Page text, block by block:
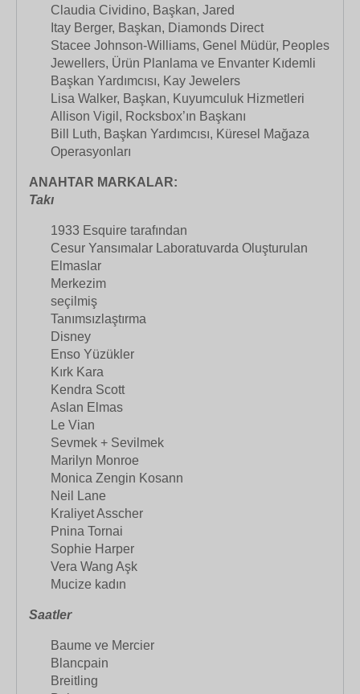
Claudia Cividino, Başkan, Jared
Itay Berger, Başkan, Diamonds Direct
Stacee Johnson-Williams, Genel Müdür, Peoples
Jewellers, Ürün Planlama ve Envanter Kıdemli
Başkan Yardımcısı, Kay Jewelers
Lisa Walker, Başkan, Kuyumculuk Hizmetleri
Allison Vigil, Rocksbox’ın Başkanı
Bill Luth, Başkan Yardımcısı, Küresel Mağaza
Operasyonları
ANAHTAR MARKALAR:
Takı
1933 Esquire tarafından
Cesur Yansımalar Laboratuvarda Oluşturulan
Elmaslar
Merkezim
seçilmiş
Tanımsızlaştırma
Disney
Enso Yüzükler
Kırk Kara
Kendra Scott
Aslan Elmas
Le Vian
Sevmek + Sevilmek
Marilyn Monroe
Monica Zengin Kosann
Neil Lane
Kraliyet Asscher
Pnina Tornai
Sophie Harper
Vera Wang Aşk
Mucize kadın
Saatler
Baume ve Mercier
Blancpain
Breitling